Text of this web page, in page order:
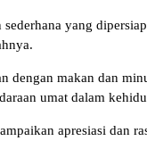
sederhana yang
dengan makan dan
umat dalam
apresiasi